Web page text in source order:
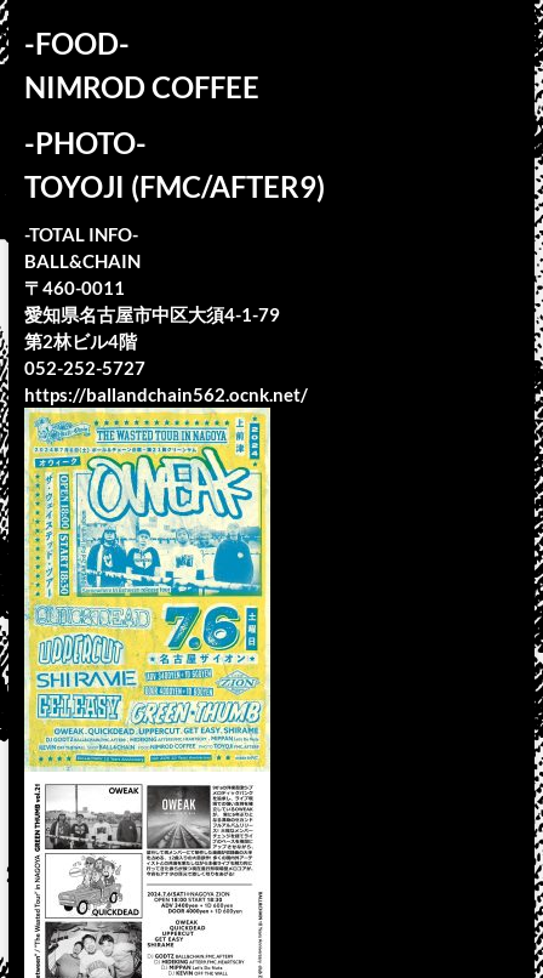
-FOOD-
NIMROD COFFEE
-PHOTO-
TOYOJI (FMC/AFTER9)
-TOTAL INFO-
BALL&CHAIN
〒460-0011
愛知県名古屋市中区大須4-1-79
第2林ビル4階
052-252-5727
https://ballandchain562.ocnk.net/